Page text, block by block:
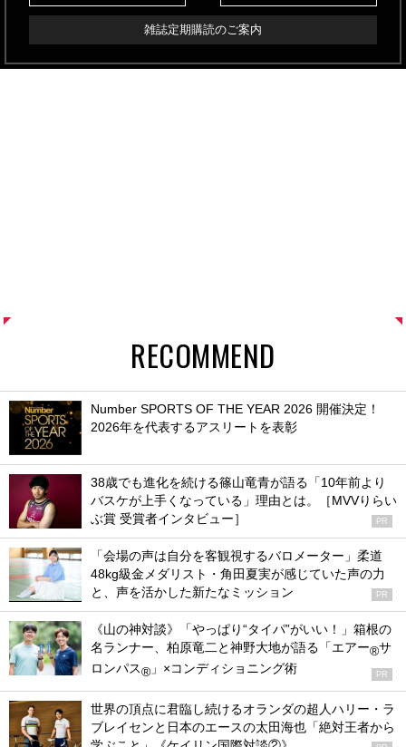
雑誌定期購読のご案内
RECOMMEND
Number SPORTS OF THE YEAR 2026 開催決定！
2026年を代表するアスリートを表彰
38歳でも進化を続ける篠山竜青が語る「10年前より
バスケが上手くなっている」理由とは。［MVVりらい
ぶ賞 受賞者インタビュー］
PR
「会場の声は自分を客観視するバロメーター」柔道
48kg級金メダリスト・角田夏実が感じていた声の力
と、声を活かした新たなミッション
PR
《山の神対談》「やっぱり“タイパ”がいい！」箱根の
名ランナー、柏原竜二と神野大地が語る「エアー®サ
ロンパス® 」×コンディショニング術 PR
世界の頂点に君臨し続けるオランダの超人ハリー・ラ
ブレイセンと日本のエースの太田海也「絶対王者から